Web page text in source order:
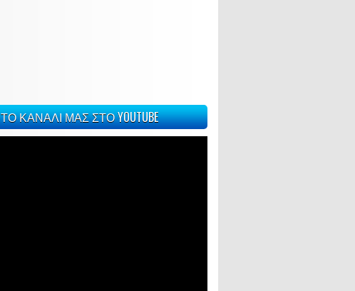
ΤΟ ΚΑΝΑΛΙ ΜΑΣ ΣΤΟ YOUTUBE